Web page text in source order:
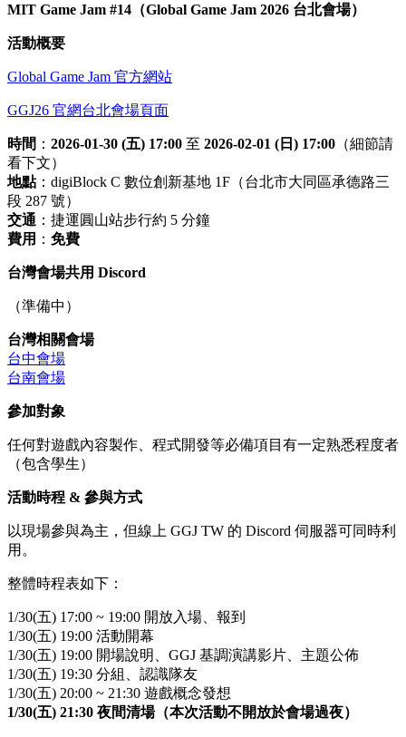
MIT Game Jam #14（Global Game Jam 2026 台北會場）
活動概要
Global Game Jam 官方網站
GGJ26 官網台北會場頁面
時間 ： 2026-01-30 (五) 17:00 至 2026-02-01 (日) 17:00 （細節請
看下文）
地點：digiBlock C 數位創新基地 1F（台北市大同區承德路三
段 287 號）
交通 ：捷運圓山站步行約 5 分鐘
費用 ： 免費
台灣會場共用 Discord
（準備中）
台灣相關會場
台中會場
台南會場
參加對象
任何對遊戲內容製作、程式開發等必備項目有一定熟悉程度者
（包含學生）
活動時程 & 參與方式
以現場參與為主，但線上 GGJ TW 的 Discord 伺服器可同時利
用。
整體時程表如下：
1/30(五) 17:00 ~ 19:00 開放入場、報到
1/30(五) 19:00 活動開幕
1/30(五) 19:00 開場說明、GGJ 基調演講影片、主題公佈
1/30(五) 19:30 分組、認識隊友
1/30(五) 20:00 ~ 21:30 遊戲概念發想
1/30(五) 21:30 夜間清場（本次活動不開放於會場過夜）